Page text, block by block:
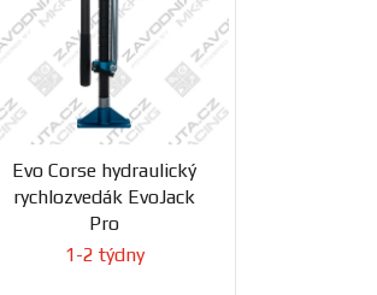
Evo Corse hydraulický
rychlozvedák EvoJack
Pro
1-2 týdny